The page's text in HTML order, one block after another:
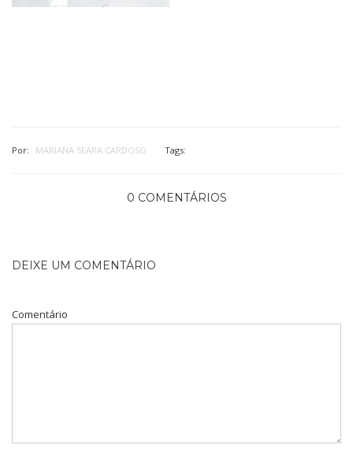
Por: MARIANA SEARA CARDOSO Tags:
0 COMENTÁRIOS
DEIXE UM COMENTÁRIO
Comentário